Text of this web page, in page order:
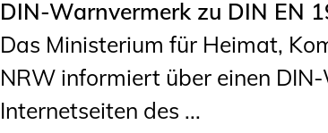
Geschäftsstelle
Mitgliedschaft
Veranstaltungsformate
Unsere Publikationen
DIN-Warnvermerk zu DIN EN
Das Ministerium für Heimat,
NRW informiert über einen
Internetseiten des ...